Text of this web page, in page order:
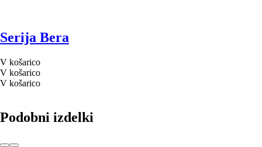
Serija Bera
V košarico
V košarico
V košarico
Podobni izdelki